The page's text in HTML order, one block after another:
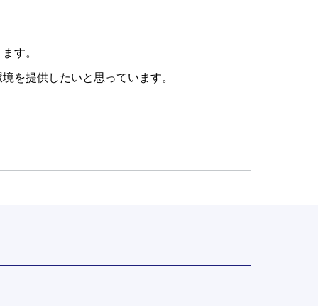
す。
を提供したいと思っています。